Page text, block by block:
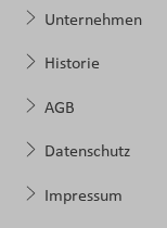
Unternehmen
Historie
AGB
Datenschutz
Impressum